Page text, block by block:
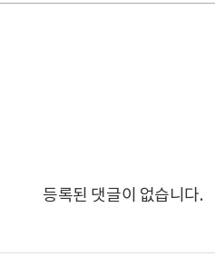
등록된 댓글이 없습니다.